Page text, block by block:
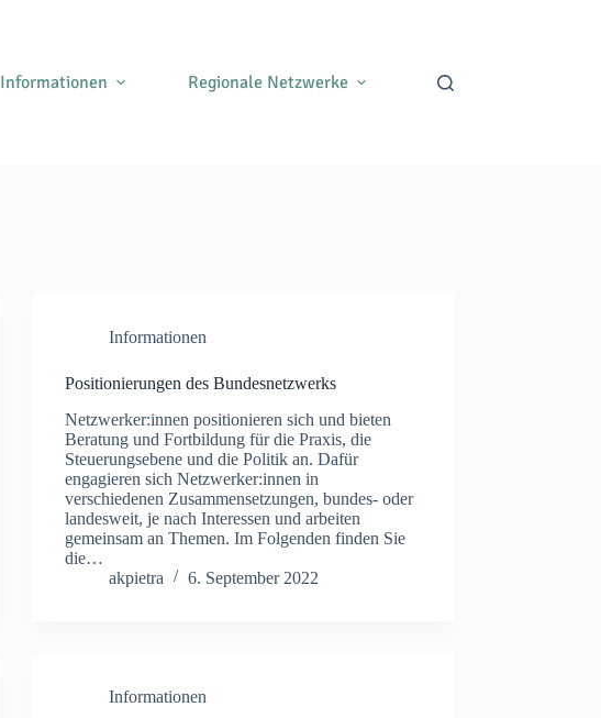
Informationen Regionale Netzwerke
Informationen
Positionierungen des Bundesnetzwerks
Netzwerker:innen positionieren sich und bieten
Beratung und Fortbildung für die Praxis, die
Steuerungsebene und die Politik an. Dafür
engagieren sich Netzwerker:innen in
verschiedenen Zusammensetzungen, bundes- oder
landesweit, je nach Interessen und arbeiten
gemeinsam an Themen. Im Folgenden finden Sie
die…
akpietra
6. September 2022
Informationen